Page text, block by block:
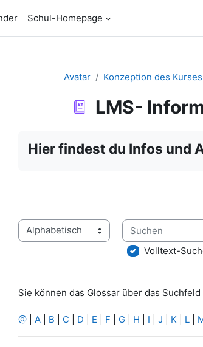
Schul-Homepage
Avatar Konzeption des Kurses
LMS-
Hier findest du Infos und
Sie können das Glossar über das
Suchen
Volltext-
Sie können das Glossar über das
@ A B C D E F G H I J K L